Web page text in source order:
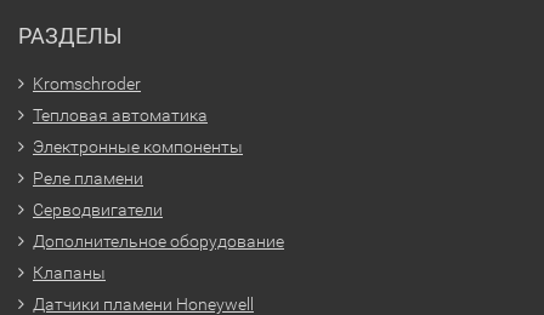
РАЗДЕЛЫ
Kromschroder
Тепловая автоматика
Электронные компоненты
Реле пламени
Серводвигатели
Дополнительное оборудование
Клапаны
Датчики пламени Honeywell